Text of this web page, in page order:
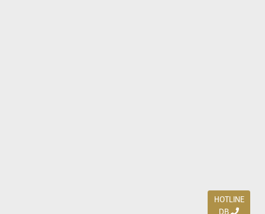
HOTLINE
DB